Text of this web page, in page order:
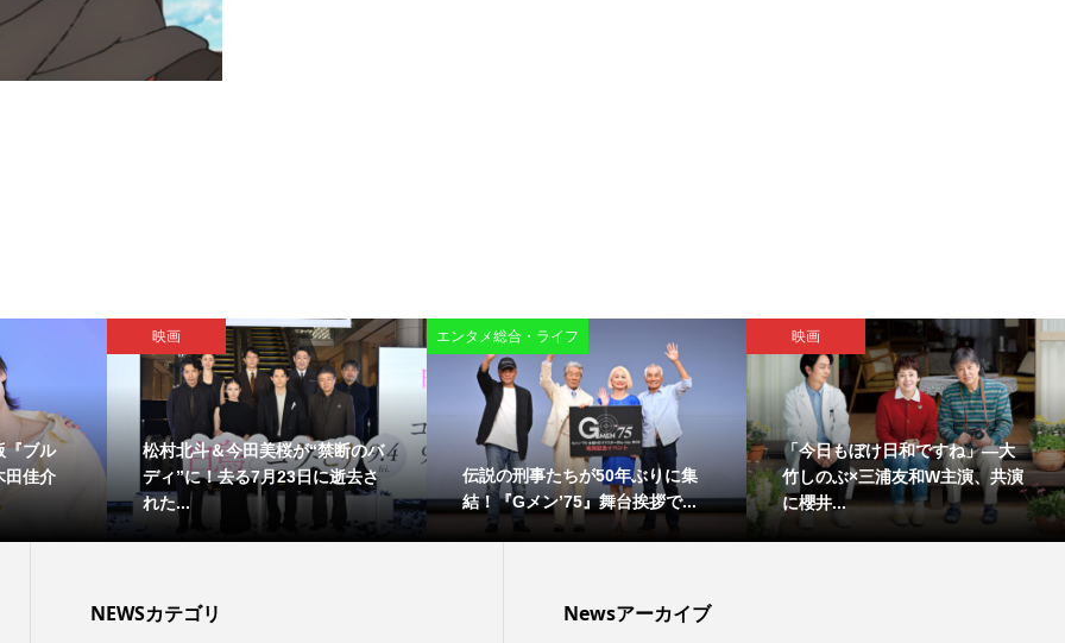
『ブル
田佳介
映画
松村北斗＆今田美桜が“禁断のバ
ディ”に！去る7月23日に逝去さ
れた...
エンタメ総合・ライフ
伝説の刑事たちが50年ぶりに集
結！『Gメン’75』舞台挨拶で...
映画
「今日もぼけ日和ですね」―大
竹しのぶ×三浦友和W主演、共演
に櫻井...
NEWSカテゴリ Newsアーカイブ